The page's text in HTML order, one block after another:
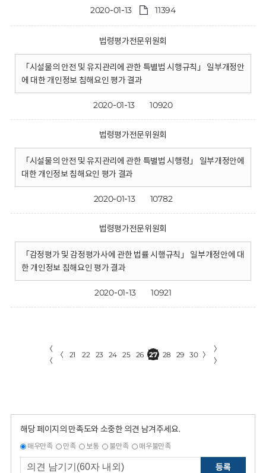
2020-01-13 11394
법령평가전문위원회
「시설물의 안전 및 유지관리에 관한 특별법 시행규칙」 일부개정안
에 대한 개인정보 침해요인 평가 결과
2020-01-13 10920
법령평가전문위원회
「시설물의 안전 및 유지관리에 관한 특별법 시행령」 일부개정안에
대한 개인정보 침해요인 평가 결과
2020-01-13 10782
법령평가전문위원회
「감정평가 및 감정평가사에 관한 법률 시행규칙」 일부개정안에 대
한 개인정보 침해요인 평가 결과
2020-01-13 10921
〈
〈
〈 21 22 23 24 25 26 27 28 29 30 〉
〉
〉
해당 페이지의 만족도와 소중한 의견 남겨주세요.
매우만족 만족 보통 불만족 매우불만족
등록